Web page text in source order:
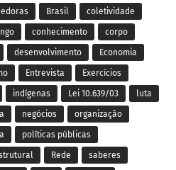
Brasil coletividade
conhecimento corpo
desenvolvimento Economia
Entrevista Exercícios
indígenas Lei 10.639/03 luta
negócios organização
políticas públicas
Rede saberes